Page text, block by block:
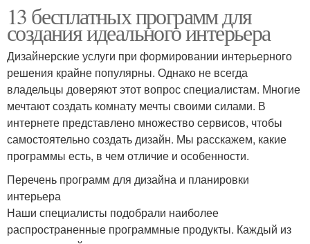
13 бесплатных программ для
создания идеального интерьера
Дизайнерские услуги при формировании интерьерного
решения крайне популярны. Однако не всегда
владельцы доверяют этот вопрос специалистам. Многие
мечтают создать комнату мечты своими силами. В
интернете представлено множество сервисов, чтобы
самостоятельно создать дизайн. Мы расскажем, какие
программы есть, в чем отличие и особенности.
Перечень программ для дизайна и планировки
интерьера
Наши специалисты подобрали наиболее
распространенные программные продукты. Каждый из